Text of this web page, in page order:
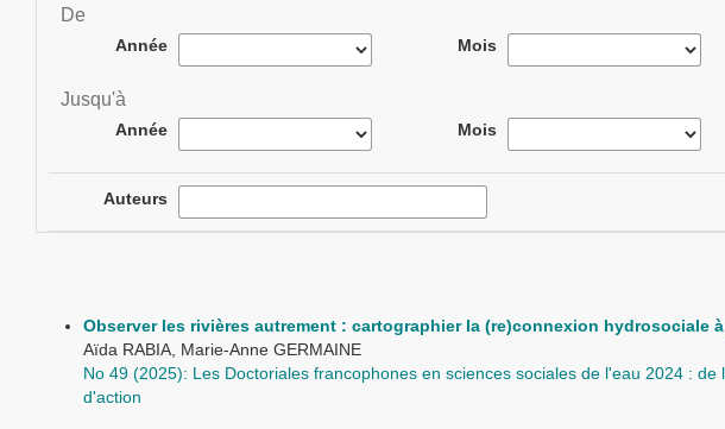
De
Année Mois
Jusqu'à
Année Mois
Auteurs
Observer les rivières autrement : cartographier la (re)connexion hydrosociale
Aïda RABIA, Marie-Anne GERMAINE
No 49 (2025): Les Doctoriales francophones en sciences sociales de l'eau 2024 : de
d'action